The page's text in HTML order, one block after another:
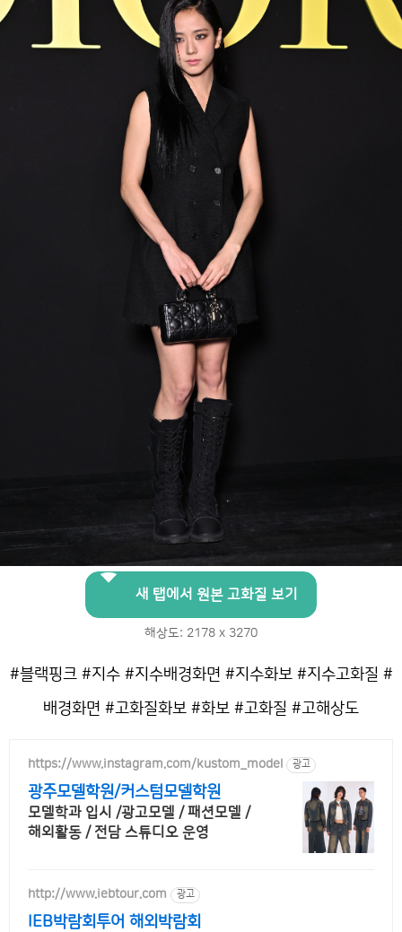
새 탭에서 원본 고화질 보기
해상도: 2178 x 3270
#블랙핑크 #지수 #지수배경화면 #지수화보 #지수고화질 #
배경화면 #고화질화보 #화보 #고화질 #고해상도
https://www.instagram.com/kustom_model 광고
광주모델학원/커스텀모델학원
모델학과 입시 /광고모델 / 패션모델 /
해외활동 / 전담 스튜디오 운영
http://www.iebtour.com 광고
IEB박람회투어 해외박람회